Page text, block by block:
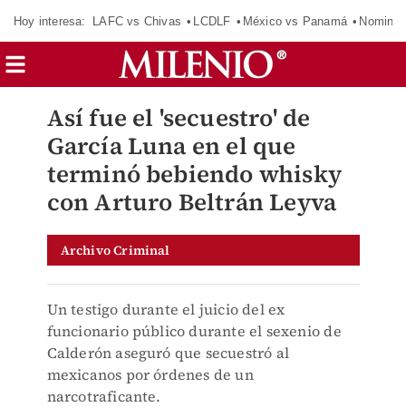
Hoy interesa: LAFC vs Chivas LCDLF México vs Panamá
Así fue el 'secuestro' de
García Luna en el que
terminó bebiendo whisky
con Arturo Beltrán Leyva
Archivo Criminal
Un testigo durante el juicio del ex
funcionario público durante el sexenio de
Calderón aseguró que secuestró al
mexicanos por órdenes de un
narcotraficante.